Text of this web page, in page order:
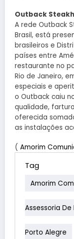
Outback
A rede Outback
Brasil, está
brasileiros e
países entre
restaurante no
Rio de Janeiro,
especiais e
o Outback caiu
qualidade,
oferecida
as instalações
( Amorim
Tag
Amorim
Assessoria De
Porto Alegre